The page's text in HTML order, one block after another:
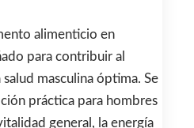
alimenticio en
para contribuir al
masculina óptima. Se
práctica para hombres
general, la energía